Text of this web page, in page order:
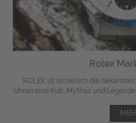
Rolex
ROLEX ist sicherlich die
Uhren sind Kult, Mythos und